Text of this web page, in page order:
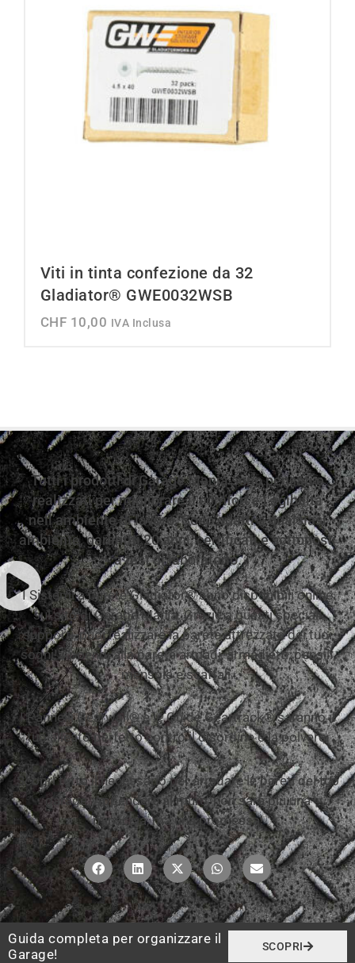
Viti in tinta confezione da 32
Gladiator® GWE0032WSB
CHF 10,00 IVA Inclusa
Tutti i prodotti di Garage Mania sono pensati e
realizzati per migliorare il comfort e l’agibilità
nell’ambiente di lavoro. Sono adatti a qualsiasi
ambiente, garantiti 20 anni, certificati e sottoposti
a test di laboratorio.
I Sistemi a parete Gladiator® sono disponibili online
sul sito di Garage Mania. Grazie a questi speciali
supporti, puoi realizzare la parete attrezzata dei tuoi
sogni! Appendi alla parete armadi, armadietti, pensili,
mensole e scaffali.
I Pannelli Gearwall® e le Guide Geartrack® saranno il
tuo alleato perfetto contro il disordine e la polvere.
Scopri tutto il necessario per arredare le pareti del tuo
garage. Appendere al muro, non sarà più una
minaccia, ma una promessa!
Guida completa per organizzare il
Garage!
SCOPRI